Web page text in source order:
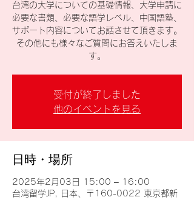
台湾の大学についての基礎情報、大学申請に
必要な書類、必要な語学レベル、中国語塾、
サポート内容についてお話させて頂きます。
その他にも様々なご質問にお答えいたしま
す。
受付が終了しました
他のイベントを見る
日時・場所
2025年2月03日 15:00 – 16:00
台湾留学JP, 日本、〒160-0022 東京都新